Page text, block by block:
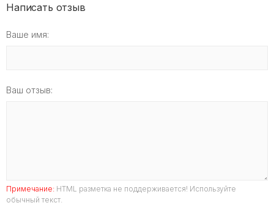
Написать отзыв
Ваше имя:
Ваш отзыв:
Примечание: HTML разметка не поддерживается! Используйте
обычный текст.